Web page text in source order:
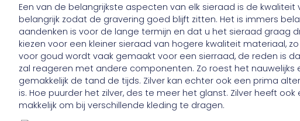
Een van de belangrijkste aspecten van elk sieraad is de kwaliteit
belangrijk zodat de gravering goed blijft zitten. Het is immers
aandenken is voor de lange termijn en dat u het sieraad graag
kiezen voor een kleiner sieraad van hogere kwaliteit materiaal,
voor goud wordt vaak gemaakt voor een sierraad, de reden is
zal reageren met andere componenten. Zo roest het
gemakkelijk de tand de tijds. Zilver kan echter ook een prima
is. Hoe puurder het zilver, des te meer het glanst. Zilver heeft
makkelijk om bij verschillende kleding te dragen.